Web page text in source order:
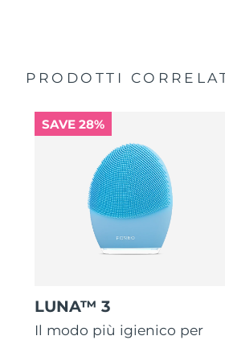
PRODOTTI
SAVE 28%
LUNA™ 3
Il modo più igienico per